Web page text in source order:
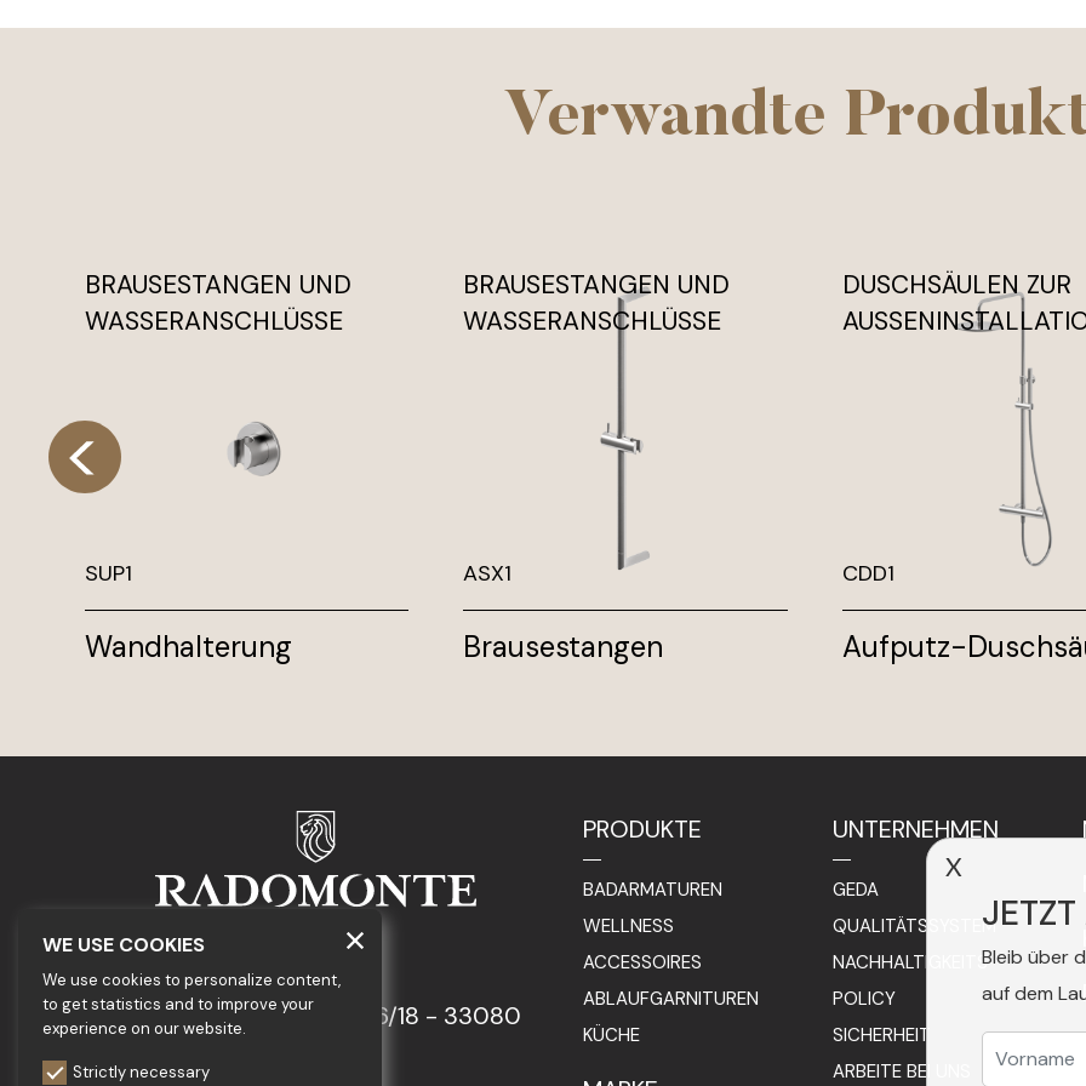
Verwandte
BRAUSESTANGEN UND
WASSERANSCHLÜSSE
SUP1
Wandhalterung
BRAUSESTANGEN UND
WASSERANSCHLÜSSE
ASX1
Brausestangen
DUSCHSÄULEN ZUR
CDD1
Aufputz-
GEDA S.r.l.
Via Maestri del Lavoro, 16/18 - 33080
PRODUKTE
BADARMATUREN
WELLNESS
ACCESSOIRES
ABLAUFGARNITUREN
KÜCHE
UNTERNEHMEN
GEDA
QUALITÄTSSYSTEM
NACHHALTIGKEITS-
POLICY
SICHERHEIT
ARBEITE BEI UNS
X
Bleib über
auf dem
WE USE COOKIES
We use cookies to personalize content,
to get statistics and to improve your
experience on our website.
Strictly necessary